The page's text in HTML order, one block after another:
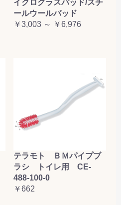
イクログラスパッド/スチ
ールウールバッド
￥3,003 ～ ￥6,976
テラモト ＢＭパイプブ
ラシ トイレ用 CE-
488-100-0
￥662